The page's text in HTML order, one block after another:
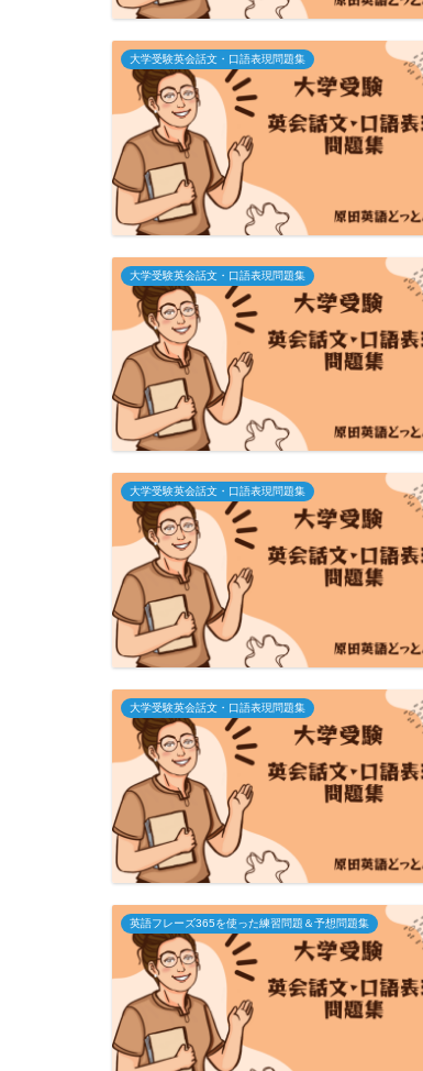
大学受験英会話文・口語表現問題集
大学受験英会話文・口語表現問題集
大学受験英会話文・口語表現問題集
大学受験英会話文・口語表現問題集
英語フレーズ365を使った練習問題＆予想問題集